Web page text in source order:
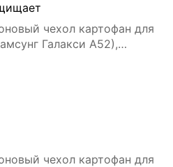
чехол картофан для
Галакси А52),
чехол картофан для